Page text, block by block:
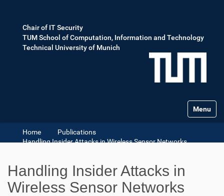
Chair of IT Security
TUM School of Computation, Information and Technology
Technical University of Munich
Toggle
Home
Publications
Handling Insider Attacks in Wireless Sensor Networks
Handling Insider Attacks in
Wireless Sensor Networks